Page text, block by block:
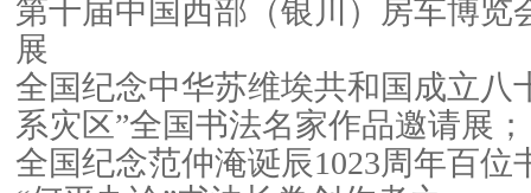
第十届中国西部（银川）房车博览
展
全国纪念中华苏维埃共和国成立八
系灾区”全国书法名家作品邀请
全国纪念范仲淹诞辰1023周年百位